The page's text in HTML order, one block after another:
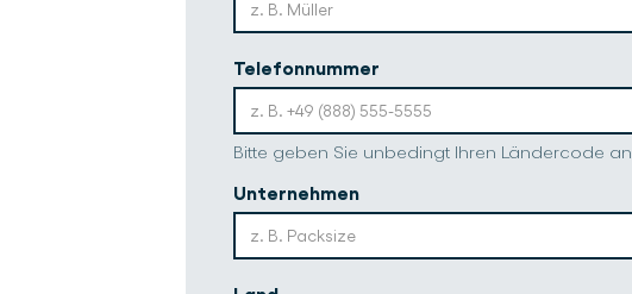
Telefonnummer
Bitte geben Sie unbedingt Ihren Ländercode an
Unternehmen